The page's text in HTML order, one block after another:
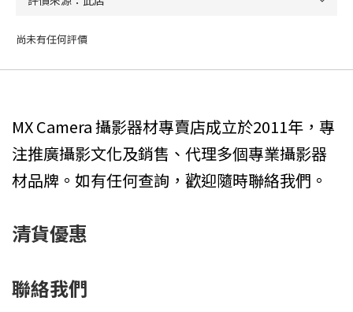
尚未有任何評價
MX Camera 攝影器材專賣店成立於2011年，專
注推廣攝影文化及銷售、代理多個專業攝影器
材品牌。如有任何查詢，歡迎隨時聯絡我們。
清貨優惠
聯絡我們